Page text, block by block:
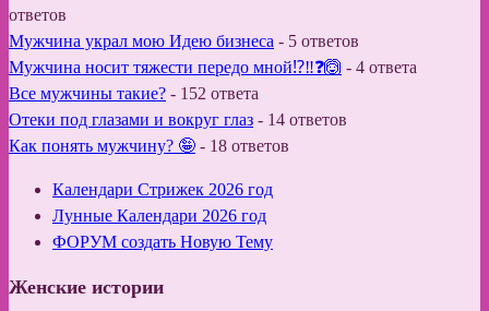
ответов
Мужчина украл мою Идею бизнеса - 5 ответов
Мужчина носит тяжести передо мной⁉️‼️❓🙆 - 4 ответа
Все мужчины такие? - 152 ответа
Отеки под глазами и вокруг глаз - 14 ответов
Как понять мужчину? 🤪 - 18 ответов
Календари Стрижек 2026 год
Лунные Календари 2026 год
ФОРУМ создать Новую Тему
Женские истории